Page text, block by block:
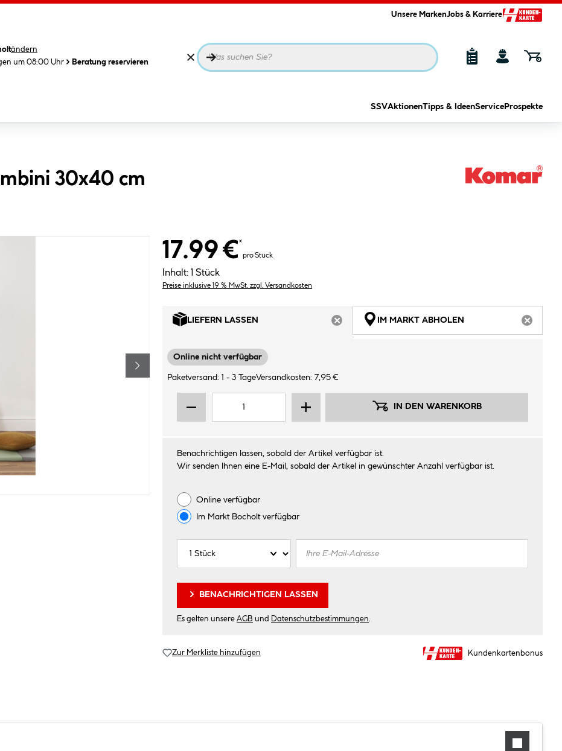
Unsere MarkenJobs & Karriere
ändern
um 08:00 Uhr
Beratung reservieren
SSVAktionenTipps & IdeenService Prospekte
30x40 cm
17.99 €*
pro Stück
Inhalt: 1 Stück
Preise inklusive 19 % MwSt. zzgl. Versandkosten
LIEFERN LASSEN
ARTIKEL NICHT VERFÜGBAR
IM MARKT ABHOLEN
Online nicht verfügbar
Paketversand: 1 - 3 TageVersandkosten: 7,95 €
IN DEN WARENKORB
Benachrichtigen lassen, sobald der Artikel verfügbar ist.
Wir senden Ihnen eine E-Mail, sobald der Artikel in gewünschter Anzahl verfügbar ist.
Online verfügbar
Im Markt Bocholtverfügbar
BENACHRICHTIGEN LASSEN
Es gelten unsere AGB und Datenschutzbestimmungen
Zur Merkliste hinzufügen Kundenkartenbonus